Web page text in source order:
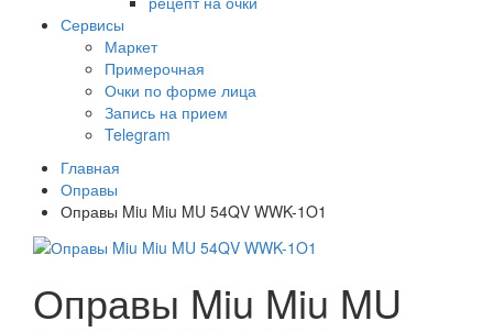
Сервисы
Маркет
Примерочная
Очки по форме лица
Запись на прием
Telegram
Главная
Оправы
Оправы Miu Miu MU 54QV WWK-1O1
Оправы Miu Miu MU